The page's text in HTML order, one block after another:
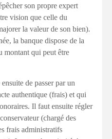
son propre expert
vision que celle du
la valeur de son bien).
la banque dispose de la
montant qui peut être
de passer par un
authentique (frais) et qui
Il faut ensuite régler
(chargé des
frais administratifs